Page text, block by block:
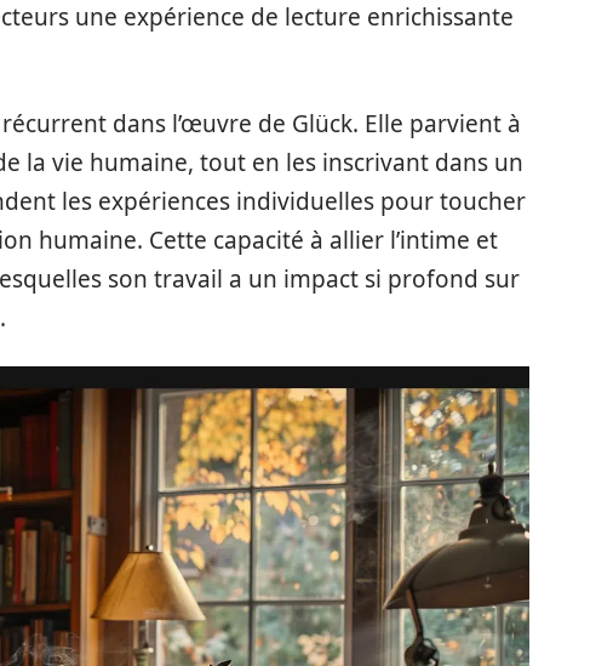
une expérience de lecture enrichissante
dans l’œuvre de Glück. Elle parvient à
la vie humaine, tout en les inscrivant dans un
les expériences individuelles pour toucher
humaine. Cette capacité à allier l’intime et
son travail a un impact si profond sur